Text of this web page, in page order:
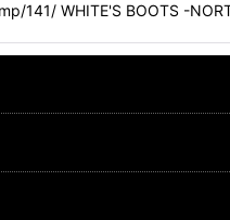
141/ WHITE'S BOOTS -